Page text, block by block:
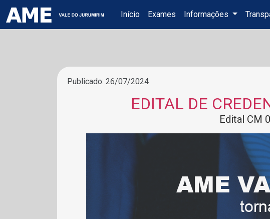
Início Exames Informações
Publicado: 26/07/2024
EDITAL DE
Edital CM